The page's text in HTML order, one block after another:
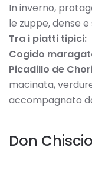
In inverno,
le zuppe, dense
Tra i piatti tipici:
Cogido
Picadillo de
macinata,
accompagnato
Don